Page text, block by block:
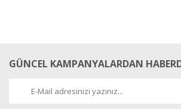
GÜNCEL KAMPANYALARDAN